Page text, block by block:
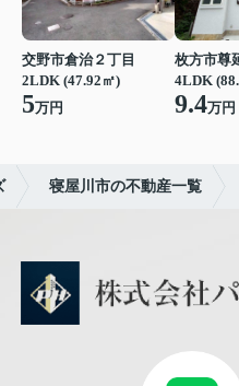
交野市倉治２丁目
2LDK (47.92㎡)
5万円
枚方市尊
4LDK
9.4万円
寝屋川市の不動産一覧